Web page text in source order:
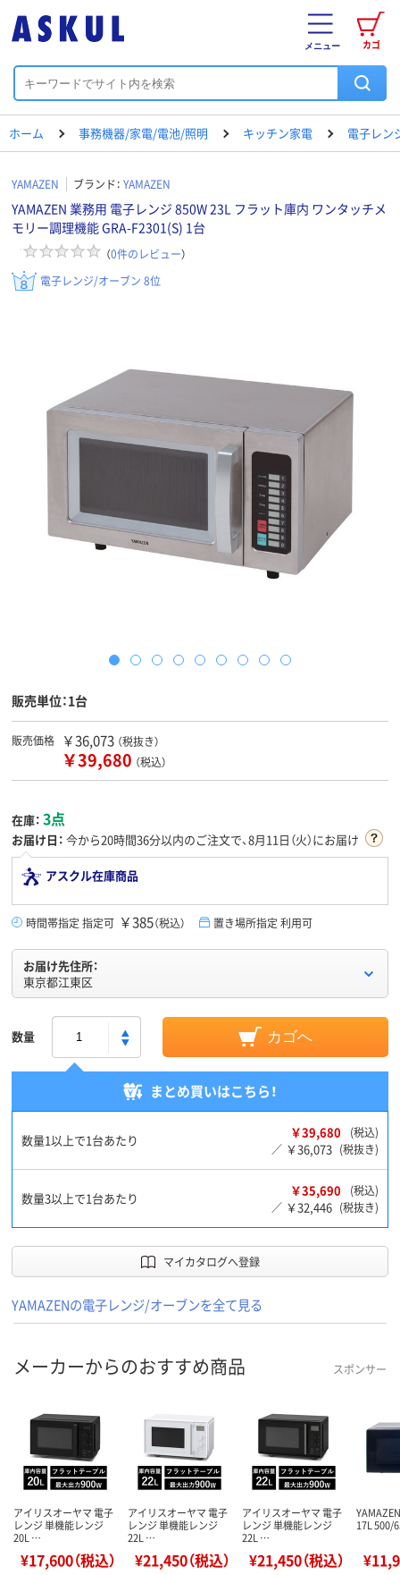
カゴ
メニュー
ホーム 事務機器/家電/電池/照明 キッチン家電 電子レン
YAMAZEN ブランド： YAMAZEN
YAMAZEN 業務用 電子レンジ 850W 23L フラット庫内 ワンタッチメ
モリー調理機能 GRA-F2301(S) 1台
（0件のレビュー）
電子レンジ/オーブン 8位
販売単位：1台
販売価格 ￥36,073 （税抜き）
￥39,680 （税込）
在庫： 3点
お届け日： 今から20時間36分以内のご注文で、8月11日（火）にお届け
アスクル在庫商品
時間帯指定 指定可 ￥385（税込） 置き場所指定 利用可
お届け先住所：
東京都江東区
数量 カゴへ
まとめ買いはこちら！
数量1以上で1台あたり ￥39,680
(税込)
／ ￥36,073 (税抜き)
数量3以上で1台あたり ￥35,690
(税込)
／ ￥32,446 (税抜き)
マイカタログへ登録
YAMAZENの電子レンジ/オーブンを全て見る
メーカーからのおすすめ商品 スポンサー
アイリスオーヤマ 電子
レンジ 単機能レンジ
20L …
¥17,600（税込）
アイリスオーヤマ 電子
レンジ 単機能レンジ
22L …
¥21,450（税込）
アイリスオーヤマ 電子
レンジ 単機能レンジ
22L …
¥21,450（税込）
17L 500/